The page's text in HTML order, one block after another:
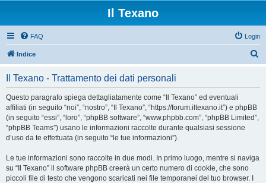
Il Texano
FAQ Login
Indice
Il Texano - Trattamento dei dati personali
Questo paragrafo spiega dettagliatamente come “Il Texano” ed eventuali
affiliati (in seguito “noi”, “nostro”, “Il Texano”, “https://forum.iltexano.it”) e phpBB
(in seguito “essi”, “loro”, “phpBB software”, “www.phpbb.com”, “phpBB Limited”,
“phpBB Teams”) usano le informazioni raccolte durante qualsiasi sessione
d’uso da te effettuata (in seguito “le tue informazioni”).
Le tue informazioni sono raccolte in due modi. In primo luogo, mentre si naviga
su “Il Texano” il software phpBB creerà un certo numero di cookie, che sono
piccoli file di testo che vengono scaricati nei file temporanei del tuo browser. I